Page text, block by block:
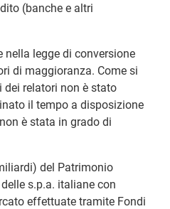
(banche e altri
legge di conversione
di maggioranza. Come si
dei relatori non è stato
il tempo a disposizione
è stata in grado di
del Patrimonio
s.p.a. italiane con
effettuate tramite Fondi